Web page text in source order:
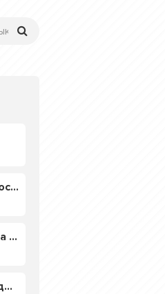
Муру мур мур двигаюсь на мурмулях
Там на небі високо за хмарами
Моя собачка одета дороже тебя